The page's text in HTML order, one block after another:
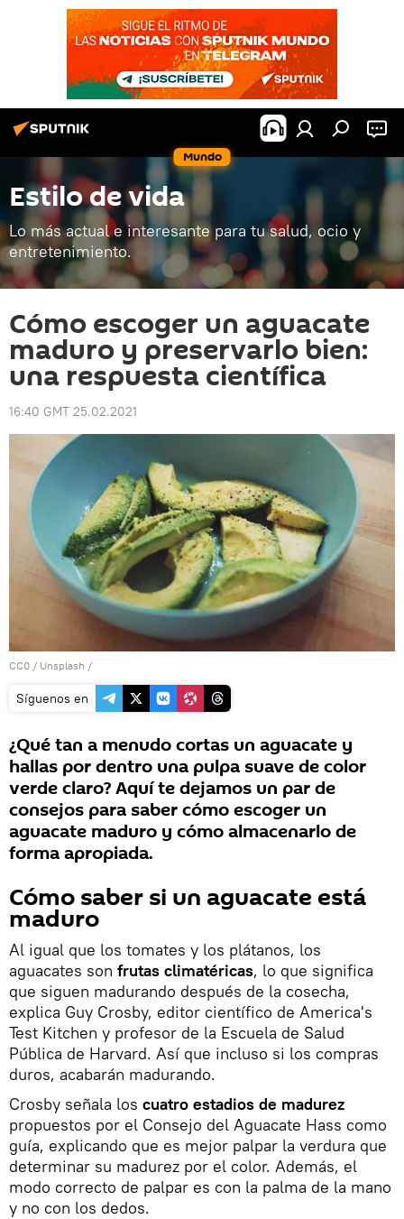
Mundo
Estilo de vida
Lo más actual e interesante para tu salud, ocio y
entretenimiento.
Cómo escoger un aguacate
maduro y preservarlo bien:
una respuesta científica
16:40 GMT 25.02.2021
CC0 / Unsplash /
Síguenos en
¿Qué tan a menudo cortas un aguacate y
hallas por dentro una pulpa suave de color
verde claro? Aquí te dejamos un par de
consejos para saber cómo escoger un
aguacate maduro y cómo almacenarlo de
forma apropiada.
Cómo saber si un aguacate está
maduro
Al igual que los tomates y los plátanos, los
aguacates son frutas climatéricas, lo que significa
que siguen madurando después de la cosecha,
explica Guy Crosby, editor científico de America's
Test Kitchen y profesor de la Escuela de Salud
Pública de Harvard. Así que incluso si los compras
duros, acabarán madurando.
Crosby señala los cuatro estadios de madurez
propuestos por el Consejo del Aguacate Hass como
guía, explicando que es mejor palpar la verdura que
determinar su madurez por el color. Además, el
modo correcto de palpar es con la palma de la mano
y no con los dedos.